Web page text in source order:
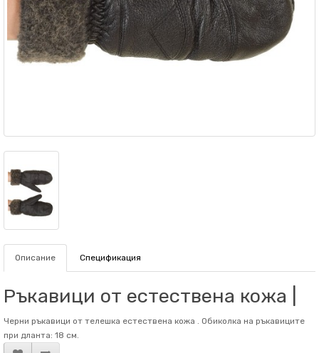
Описание Спецификация
Ръкавици от естествена кожа |
Черни ръкавици от телешка естествена кожа . Обиколка на ръкaвиците
при дланта: 18 см.